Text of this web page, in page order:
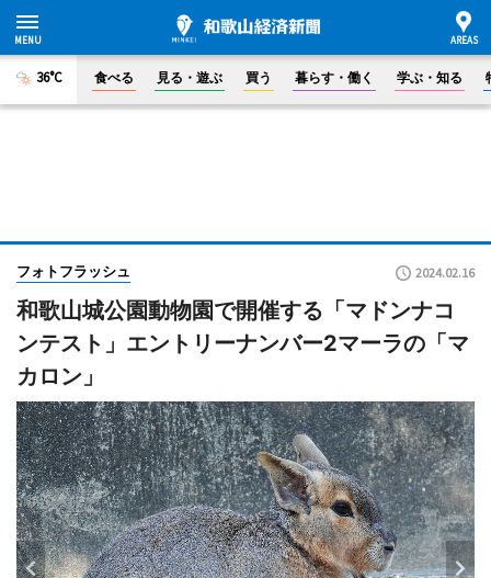
36°C 食べる 見る・遊ぶ 買う 暮らす・働く 学ぶ・知る
フォトフラッシュ 2024.02.16
和歌山城公園動物園で開催する「マドンナコ
ンテスト」エントリーナンバー2マーラの「マ
カロン」